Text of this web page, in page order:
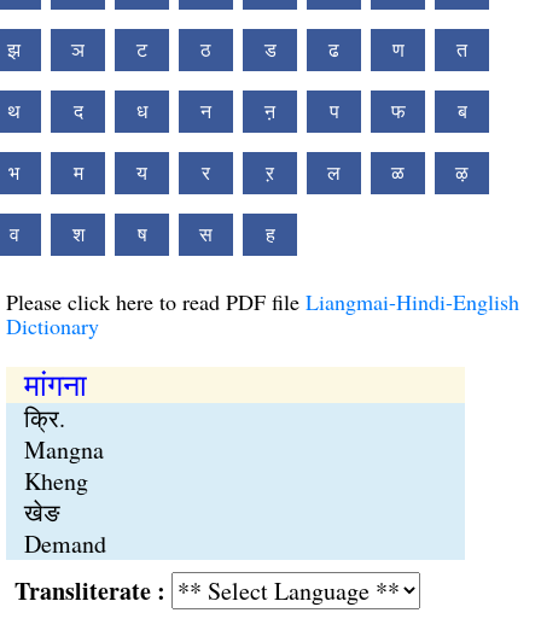
झ ञ ट ठ ड ढ ण त
थ द ध न ऩ प फ ब
भ म य र ऱ ल ळ ऴ
व श ष स ह
Please click here to read PDF file Liangmai-Hindi-English
Dictionary
मांगना
क्रि.
Mangna
Kheng
खेङ
Demand
: